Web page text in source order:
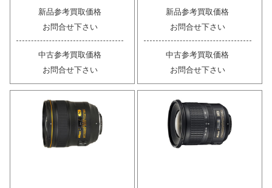
新品参考買取価格
お問合せ下さい
中古参考買取価格
お問合せ下さい
新品参考買取価格
お問合せ下さい
中古参考買取価格
お問合せ下さい